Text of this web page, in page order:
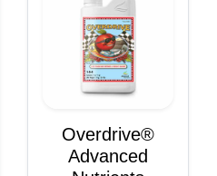
Overdrive®
Advanced